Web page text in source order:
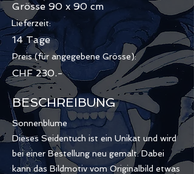
Grösse 90 x 90 cm
Lieferzeit:
14 Tage
Preis (für angegebene Grösse):
CHF 230.-
BESCHREIBUNG
Sonnenblume
Dieses Seidentuch ist ein Unikat und wird
bei einer Bestellung neu gemalt. Dabei
kann das Bildmotiv vom Originalbild etwas